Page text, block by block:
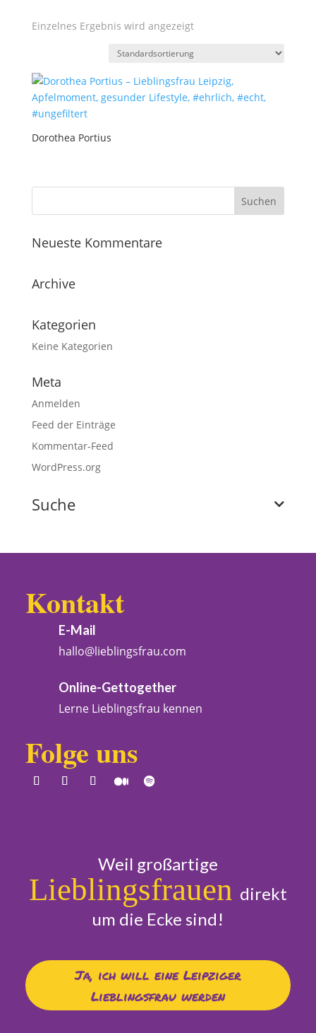
Einzelnes Ergebnis wird angezeigt
Dorothea Portius
Neueste Kommentare
Archive
Kategorien
Keine Kategorien
Meta
Anmelden
Feed der Einträge
Kommentar-Feed
WordPress.org
Suche
Kontakt
E-Mail
hallo@lieblingsfrau.com
Online-Gettogether
Lerne Lieblingsfrau kennen
Folge uns
Weil großartige
Lieblingsfrauen direkt
um die Ecke sind!
Ja, ich will eine Leipziger
Lieblingsfrau werden